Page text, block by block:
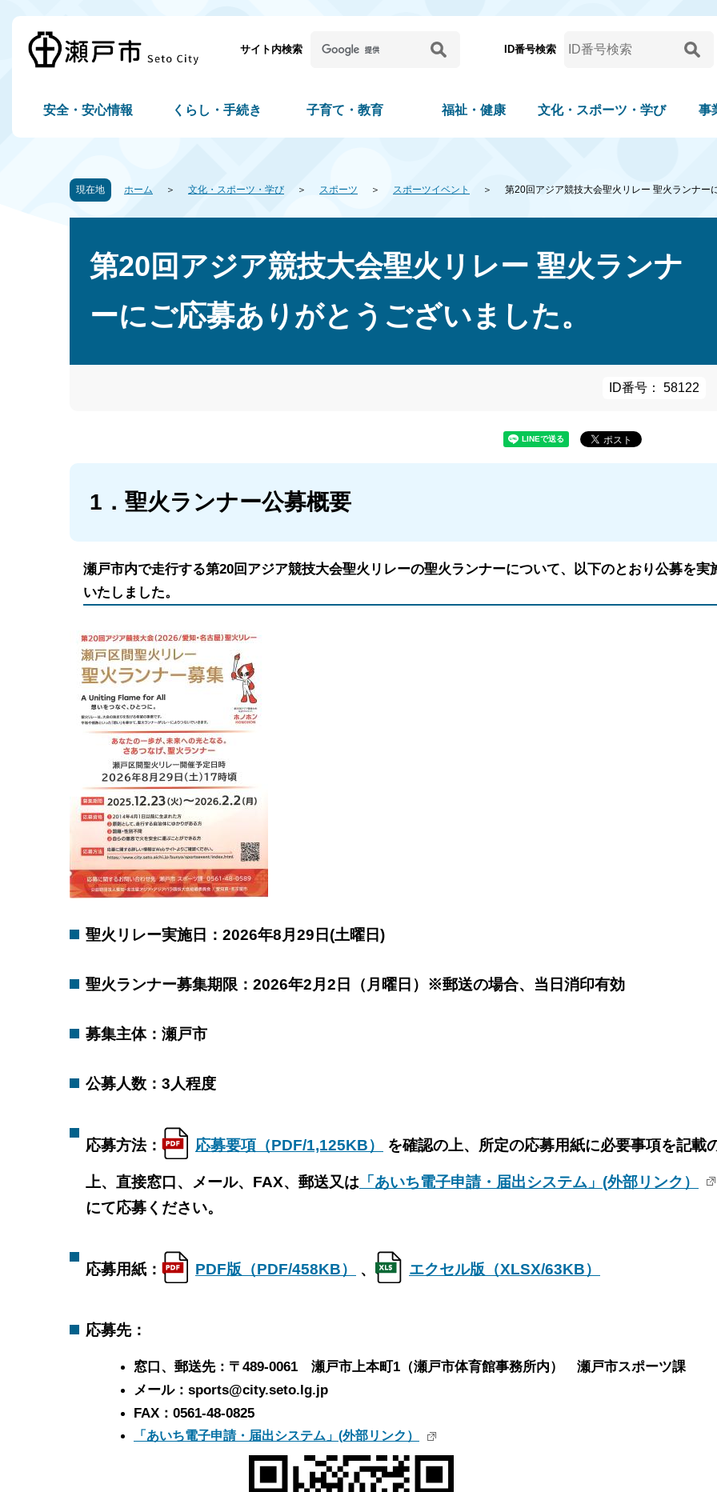
サイト内検索 ID番号検索
安全・安心情報 くらし・手続き 子育て・教育 福祉・健康 文化・スポーツ・学び 事
現在地 ホーム 文化・スポーツ・学び スポーツ スポーツイベント 第20回アジア競技大会聖火リレー 聖火ランナー
第20回アジア競技大会聖火リレー 聖火ランナ
ーにご応募ありがとうございました。
ID番号： 58122
1．聖火ランナー公募概要
瀬戸市内で走行する第20回アジア競技大会聖火リレーの聖火ランナーについて、以下のとおり公募を実
いたしました。
聖火リレー実施日：2026年8月29日(土曜日)
聖火ランナー募集期限：2026年2月2日（月曜日）※郵送の場合、当日消印有効
募集主体：瀬戸市
公募人数：3人程度
応募方法： 応募要項（PDF/1,125KB） を確認の上、所定の応募用紙に必要事項を記載
上、直接窓口、メール、FAX、郵送又は 「あいち電子申請・届出システム」(外部リンク）
にて応募ください。
応募用紙： PDF版（PDF/458KB） 、 エクセル版（XLSX/63KB）
応募先：
窓口、郵送先：〒489-0061 瀬戸市上本町1（瀬戸市体育館事務所内） 瀬戸市スポーツ課
メール：sports@city.seto.lg.jp
FAX：0561-48-0825
「あいち電子申請・届出システム」(外部リンク）